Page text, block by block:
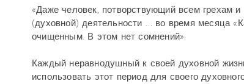
«Даже человек, потворствующий всем грехам
(духовной) деятельности … во время месяца
очищенным. В этом нет сомнений».
Каждый неравнодушный к своей духовной
использовать этот период для своего